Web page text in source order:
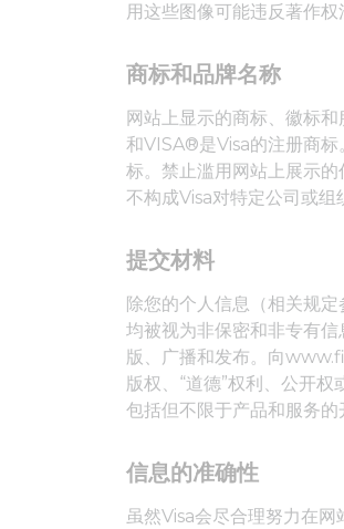
用这些图像可能违反著作
商标和品牌名称
网站上显示的商标、徽标
和VISA®是Visa的注册商标
标。禁止滥用网站上展示
不构成Visa对特定公司或组
提交材料
除您的个人信息（相关规
均被视为非保密和非专有
版、广播和发布。向
版权、“道德”权利、公开
包括但不限于产品和服务
信息的准确性
虽然Visa会尽合理努力在